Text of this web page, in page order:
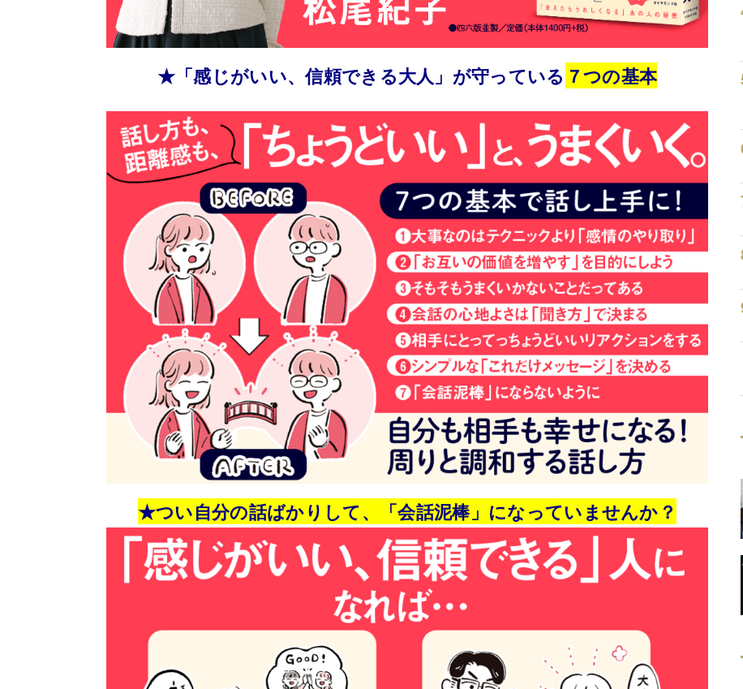
★「感じがいい、信頼できる大人」が守っている ７つの基本
★つい自分の話ばかりして、「会話泥棒」になっていませんか？